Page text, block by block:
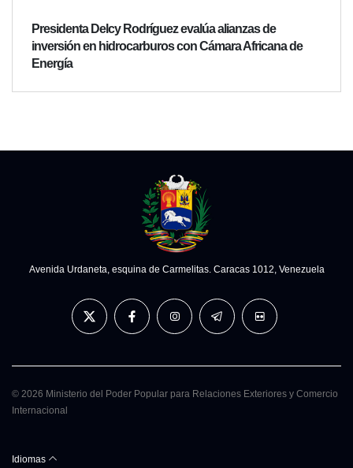
Presidenta Delcy Rodríguez evalúa alianzas de
inversión en hidrocarburos con Cámara Africana de
Energía
Avenida Urdaneta, esquina de Carmelitas. Caracas 1012, Venezuela
© 2026 Ministerio del Poder Popular para Relaciones Exteriores y Comercio
Internacional
Idiomas